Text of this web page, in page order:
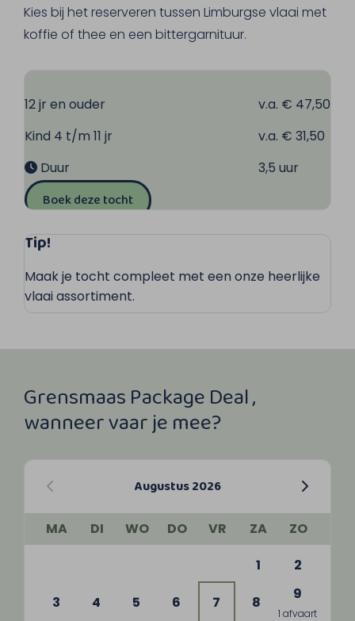
een beetje geluk zie je ook sporen van
bevers in de vorm van afgeknaagde bomen.
Kies bij het reserveren tussen Limburgse vlaai met
koffie of thee en een bittergarnituur.
12 jr en ouder
v.a. € 47,50
Kind 4 t/m 11 jr
v.a. € 31,50
Duur
3,5 uur
Boek deze tocht
Tip!
Maak je tocht compleet met een onze heerlijke
vlaai assortiment.
Grensmaas Package Deal ,
wanneer vaar je mee?
Augustus 2026
MA DI WO DO VR ZA
ZO
1
2
3 4 5 6 7 8 9
1 afvaart